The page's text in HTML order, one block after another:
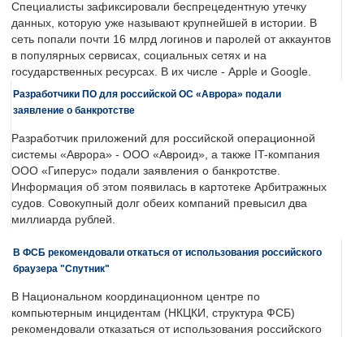
Специалисты зафиксировали беспрецедентную утечку
данных, которую уже называют крупнейшей в истории. В
сеть попали почти 16 млрд логинов и паролей от аккаунтов
в популярных сервисах, социальных сетях и на
государственных ресурсах. В их числе - Apple и Google.
Разработчики ПО для российской ОС «Аврора» подали
заявление о банкротстве
Разработчик приложений для российской операционной
системы «Аврора» - ООО «Авроид», а также IT-компания
ООО «Гиперус» подали заявления о банкротстве.
Информация об этом появилась в картотеке Арбитражных
судов. Совокупный долг обеих компаний превысил два
миллиарда рублей.
В ФСБ рекомендовали откаться от использования российского
браузера "Спутник"
В Национальном координационном центре по
компьютерным инцидентам (НКЦКИ, структура ФСБ)
рекомендовали отказаться от использования российского